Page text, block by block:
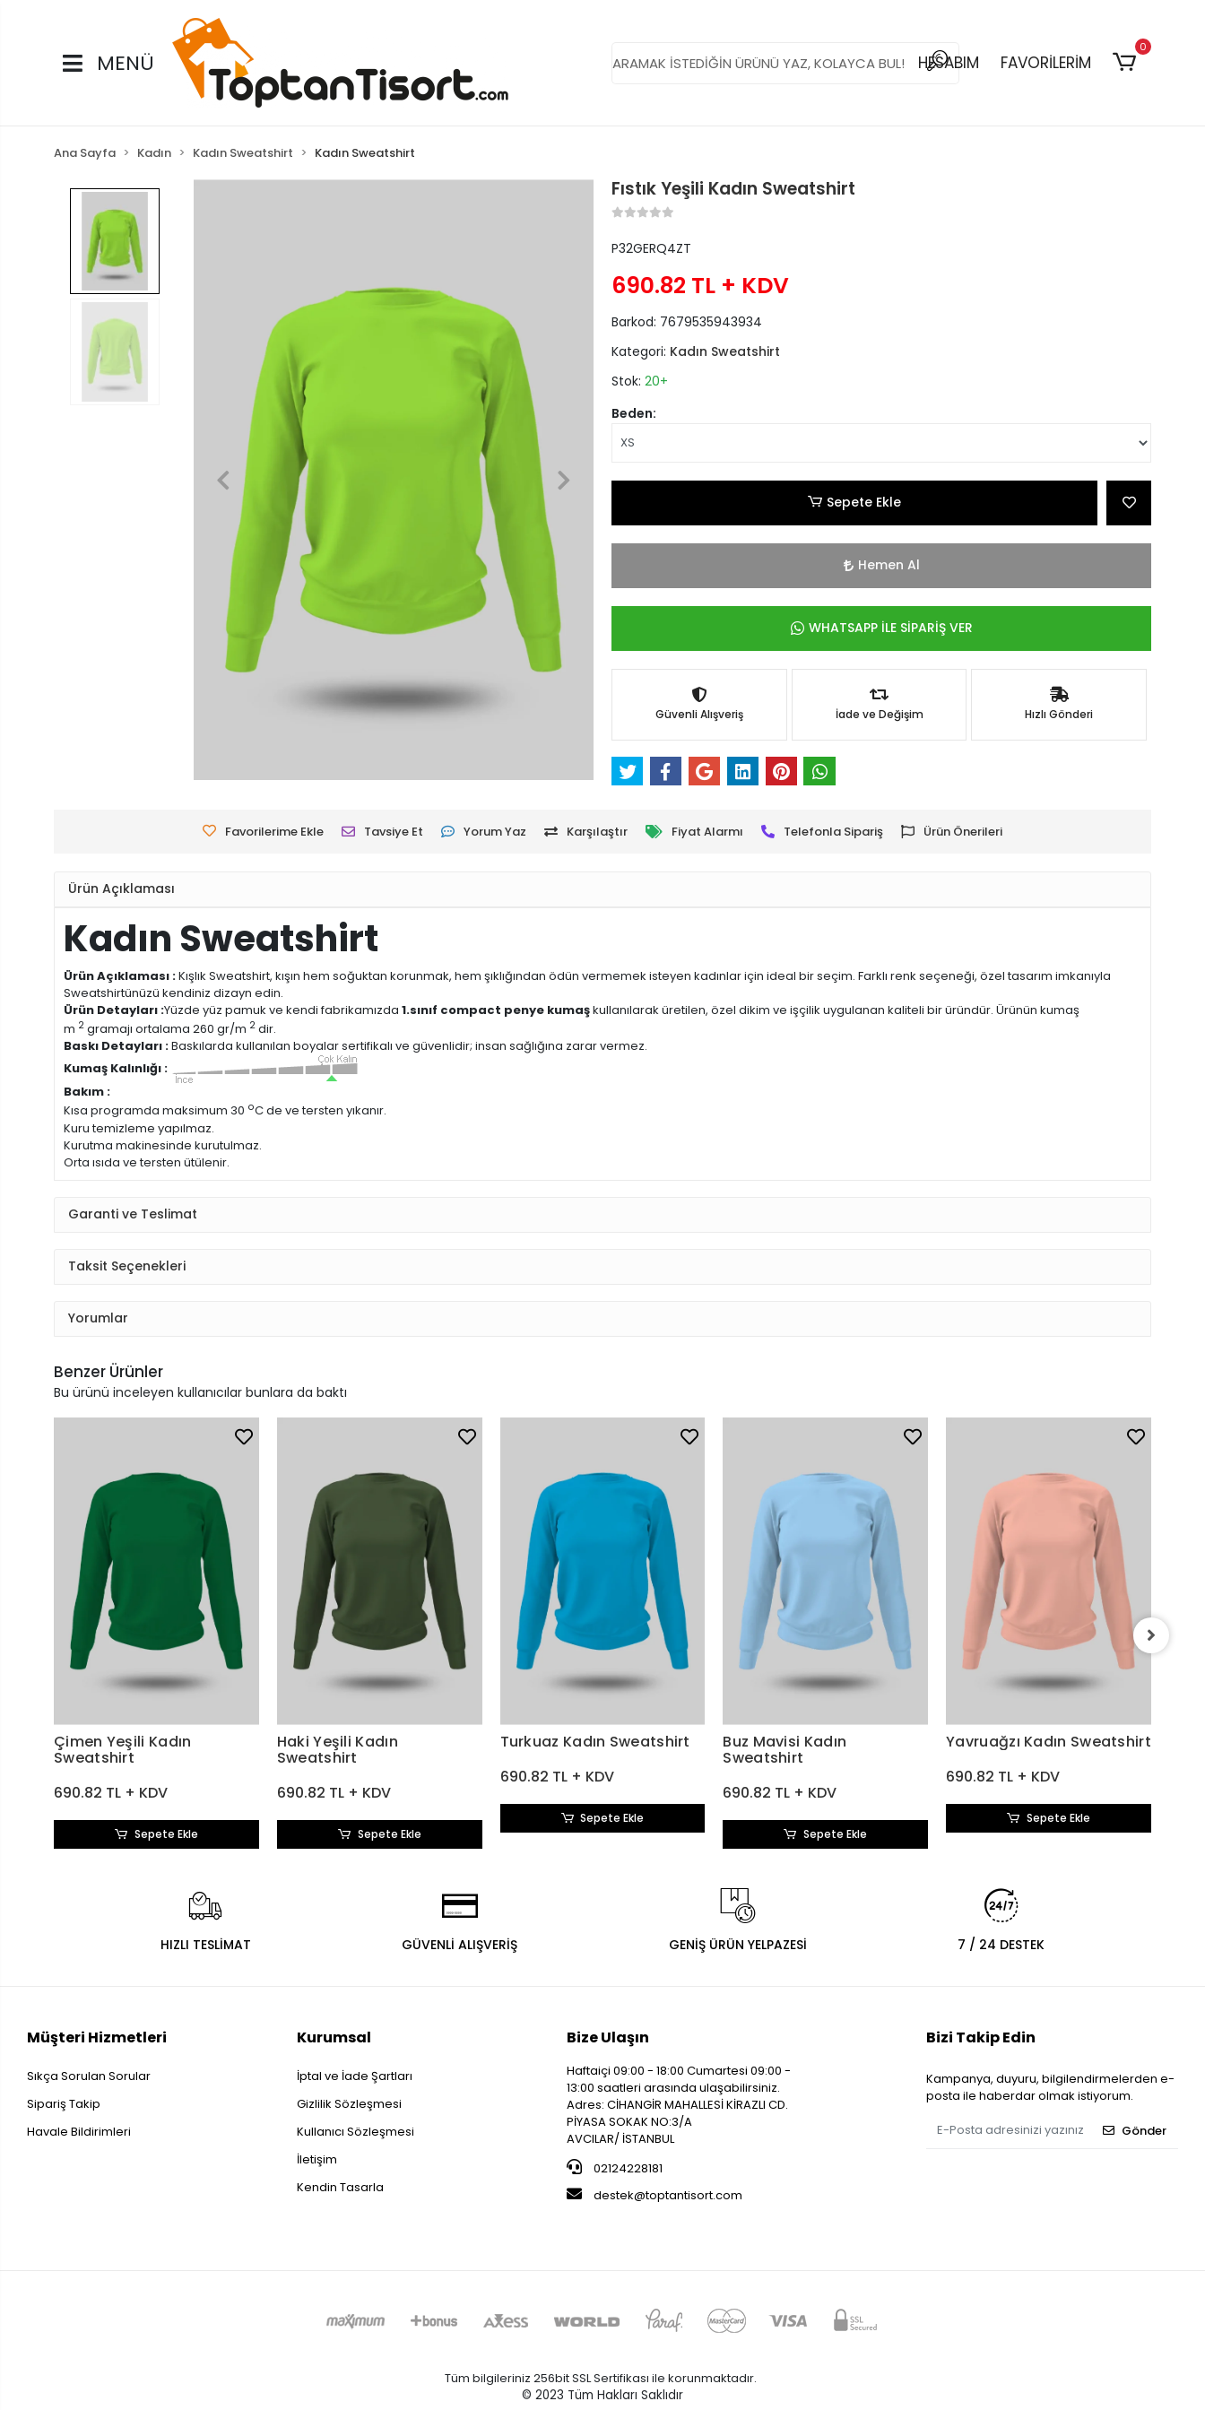
MENÜ HESABIM FAVORİLERİM
0
Ana Sayfa Kadın Kadın Sweatshirt Kadın Sweatshirt
Fıstık Yeşili Kadın Sweatshirt
P32GERQ4ZT
690.82 TL + KDV
Barkod: 7679535943934
Kategori: Kadın Sweatshirt
Stok: 20+
Beden:
Sepete Ekle
Hemen Al
WHATSAPP İLE SİPARİŞ VER
Güvenli Alışveriş İade ve Değişim Hızlı Gönderi
Favorilerime Ekle Tavsiye Et Yorum Yaz Karşılaştır Fiyat Alarmı Telefonla Sipariş Ürün Önerileri
Ürün Açıklaması
Kadın Sweatshirt
Ürün Açıklaması :Kışlık Sweatshirt, kışın hem soğuktan korunmak, hem şıklığından ödün vermemek isteyen kadınlar için ideal bir seçim. Farklı renk seçeneği, özel tasarım imkanıyla
Sweatshirtünüzü kendiniz dizayn edin.
Ürün Detayları :Yüzde yüz pamuk ve kendi fabrikamızda 1.sınıf compact penye kumaşkullanılarak üretilen, özel dikim ve işçilik uygulanan kaliteli bir üründür. Ürünün kumaş
m 2 gramajı ortalama 260 gr/m 2 dir.
Baskı Detayları :Baskılarda kullanılan boyalar sertifikalı ve güvenlidir; insan sağlığına zarar vermez.
Kumaş Kalınlığı :
Bakım :
Kısa programda maksimum 30 oC de ve tersten yıkanır.
Kuru temizleme yapılmaz.
Kurutma makinesinde kurutulmaz.
Orta ısıda ve tersten ütülenir.
Garanti ve Teslimat
Taksit Seçenekleri
Yorumlar
Benzer Ürünler
Bu ürünü inceleyen kullanıcılar bunlara da baktı
Çimen Yeşili Kadın
Sweatshirt
690.82 TL + KDV
Sepete Ekle
Haki Yeşili Kadın
Sweatshirt
690.82 TL + KDV
Sepete Ekle
Turkuaz Kadın Sweatshirt
690.82 TL + KDV
Sepete Ekle
Buz Mavisi Kadın
Sweatshirt
690.82 TL + KDV
Sepete Ekle
Yavruağzı Kadın Sweatshirt
690.82 TL + KDV
Sepete Ekle
HIZLI TESLİMAT GÜVENLİ ALIŞVERİŞ GENİŞ ÜRÜN YELPAZESİ 7 / 24 DESTEK
Müşteri Hizmetleri
Sıkça Sorulan Sorular
Sipariş Takip
Havale Bildirimleri
Kurumsal
İptal ve İade Şartları
Gizlilik Sözleşmesi
Kullanıcı Sözleşmesi
İletişim
Kendin Tasarla
Bize Ulaşın
Haftaiçi 09:00 - 18:00 Cumartesi 09:00 -
13:00 saatleri arasında ulaşabilirsiniz.
Adres: CİHANGİR MAHALLESİ KİRAZLI CD.
PİYASA SOKAK NO:3/A
AVCILAR/ İSTANBUL
02124228181
destek@toptantisort.com
Bizi Takip Edin
Kampanya, duyuru, bilgilendirmelerden e-
posta ile haberdar olmak istiyorum.
Gönder
Tüm bilgileriniz 256bit SSL Sertifikası ile korunmaktadır.
© 2023 Tüm Hakları Saklıdır